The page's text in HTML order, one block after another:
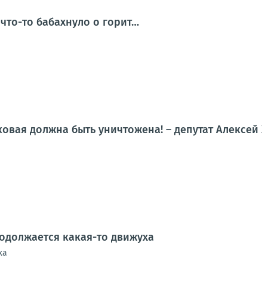
то бабахнуло о горит…
должна быть уничтожена! – депутат
какая-то движуха